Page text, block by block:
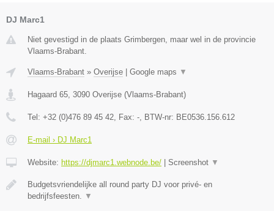
DJ Marc1
Niet gevestigd in de plaats Grimbergen, maar wel in de provincie
Vlaams-Brabant.
Vlaams-Brabant » Overijse Google maps ▼
Hagaard 65 3090 Overijse (Vlaams-Brabant)
Tel: +32 (0)476 89 45 42 , Fax: - , BTW-nr: BE0536.156.612
E-mail › DJ Marc1
Website: https://djmarc1.webnode.be/ Screenshot ▼
Budgetsvriendelijke all round party DJ voor privé- en
bedrijfsfeesten.
▼